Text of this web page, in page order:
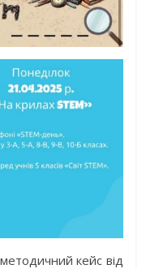
кейс від